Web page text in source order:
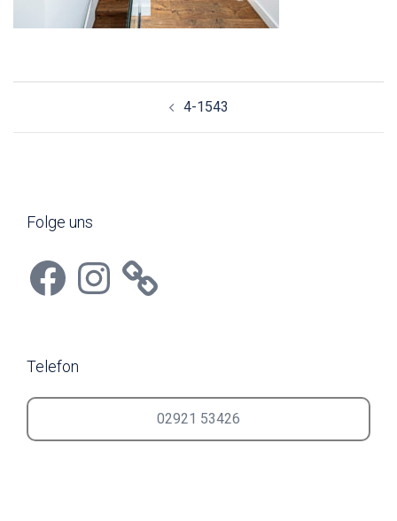
4-1543
Folge uns
FacebookInstagram
Telefon
02921 53426